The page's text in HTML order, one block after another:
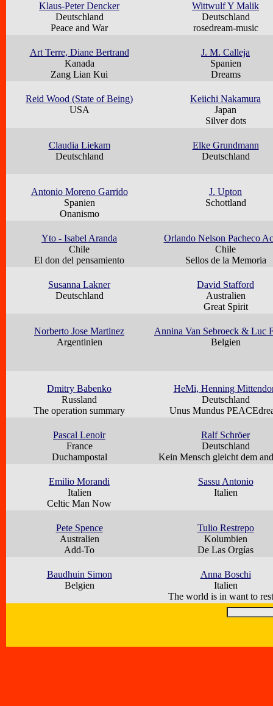
Klaus-Peter Dencker
Deutschland
Peace and War
Wittwulf Y Malik
Deutschland
rosedream-music
Art Terre, Diane Bertrand
Kanada
Zang Lian Kui
J. M. Calleja
Spanien
Dreams
Reid Wood (State of Being)
USA
Keiichi Nakamura
Japan
Silver dots
Claudia Liekam
Deutschland
Elke Grundmann
Deutschland
Antonio Moreno Garrido
Spanien
Onanismo
J. Upton
Schottland
Yto - Isabel Aranda
Chile
El don del pensamiento
Orlando Nelson Pacheco
Chile
Sellos de la Memoria
Susanna Lakner
Deutschland
David Stafford
Australien
Great Spirit
Norberto Jose Martinez
Argentinien
Annina Van Sebroeck & Luc
Belgien
Dmitry Babenko
Russland
The operation summary
HeMi, Henning
Deutschland
Unus Mundus
Pascal Lenoir
France
Duchampostal
Ralf Schröer
Deutschland
Kein Mensch gleicht dem
Emilio Morandi
Italien
Celtic Man Now
Sassu Antonio
Italien
Pete Spence
Australien
Add-To
Tulio Restrepo
Kolumbien
De Las Orgías
Baudhuin Simon
Belgien
Anna Boschi
Italien
The world is in want to